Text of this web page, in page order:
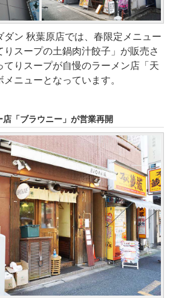
ン 秋葉原店では、春限定メニュー
スープの土鍋肉汁餃子」が販売さ
てりスープが自慢のラーメン店「天
ニューとなっています。
「ブラウニー」が営業再開